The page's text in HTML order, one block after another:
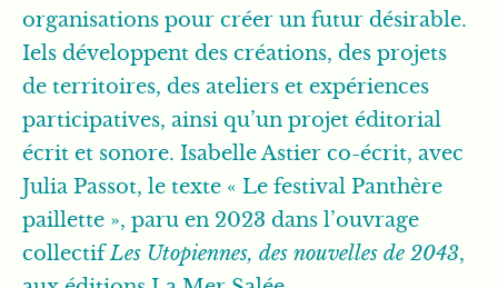
organisations pour créer un futur désirable.
Iels développent des créations, des projets
de territoires, des ateliers et expériences
participatives, ainsi qu’un projet éditorial
écrit et sonore. Isabelle Astier co-écrit, avec
Julia Passot, le texte « Le festival Panthère
paillette », paru en 2023 dans l’ouvrage
collectifLes Utopiennes, des nouvelles de 2043,